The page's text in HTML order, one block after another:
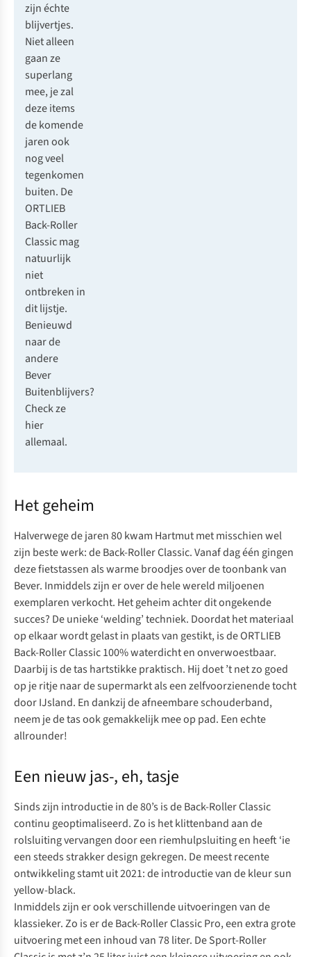
zijn échte
blijvertjes.
Niet alleen
gaan ze
superlang
mee, je zal
deze items
de komende
jaren ook
nog veel
tegenkomen
buiten. De
ORTLIEB
Back-Roller
Classicmag
natuurlijk
niet
ontbreken in
dit lijstje.
Benieuwd
naar de
andere
Bever
Buitenblijvers?
Check ze
hier
allemaal.
Het geheim
Halverwege de jaren 80 kwam Hartmut met misschien wel
zijn beste werk: deBack-Roller Classic.Vanaf dag één gingen
deze fietstassen als warme broodjes over de toonbank van
Bever. Inmiddels zijn er over de hele wereld miljoenen
exemplaren verkocht. Het geheim achter dit ongekende
succes? De unieke ‘welding’ techniek. Doordat het materiaal
op elkaar wordt gelast in plaats van gestikt, is de ORTLIEB
Back-Roller Classic 100% waterdicht en onverwoestbaar.
Daarbij is de tas hartstikke praktisch. Hij doet ’t net zo goed
op je ritje naar de supermarkt als een zelfvoorzienende tocht
door IJsland. En dankzij de afneembare schouderband,
neem je de tas ook gemakkelijk mee op pad. Een echte
allrounder!
Een nieuw jas-, eh, tasje
Sinds zijn introductie in de 80’s is de Back-Roller Classic
continu geoptimaliseerd. Zo is het klittenband aan de
rolsluiting vervangen door een riemhulpsluiting en heeft ‘ie
een steeds strakker design gekregen. De meest recente
ontwikkeling stamt uit 2021: de introductie van de kleursun
yellow-black.
Inmiddels zijn er ook verschillende uitvoeringen van de
klassieker. Zo is er deBack-Roller Classic Pro, een extra grote
uitvoering met een inhoud van 78 liter. DeSport-Roller